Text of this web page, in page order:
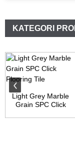
KATEGORI
Light Grey Marble
Grain SPC Click